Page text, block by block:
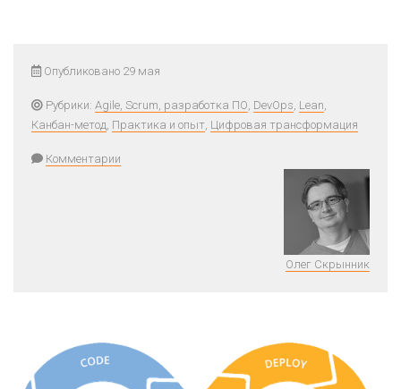
Опубликовано 29 мая
Рубрики: Agile, Scrum, разработка ПО, DevOps, Lean,
Канбан-метод, Практика и опыт, Цифровая трансформация
Комментарии
Олег Скрынник